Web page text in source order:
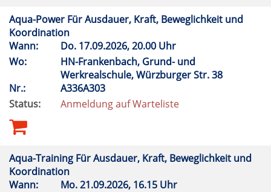
Aqua-Power Für Ausdauer, Kraft, Beweglichkeit und
Koordination
Wann:
Do. 17.09.2026, 20.00 Uhr
Wo:
HN-Frankenbach, Grund- und
Werkrealschule, Würzburger Str. 38
Nr.:
A336A303
Status:
Anmeldung auf Warteliste
Aqua-Training Für Ausdauer, Kraft, Beweglichkeit und
Koordination
Wann:
Mo.21.09.2026, 16.15 Uhr